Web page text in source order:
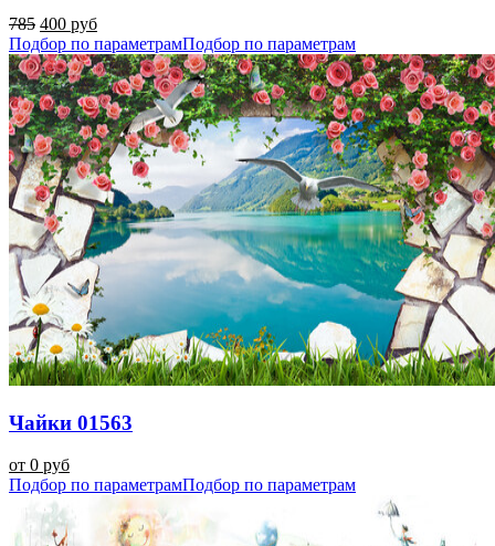
785 400 руб
Подбор по параметрамПодбор по параметрам
Чайки 01563
от 0 руб
Подбор по параметрамПодбор по параметрам